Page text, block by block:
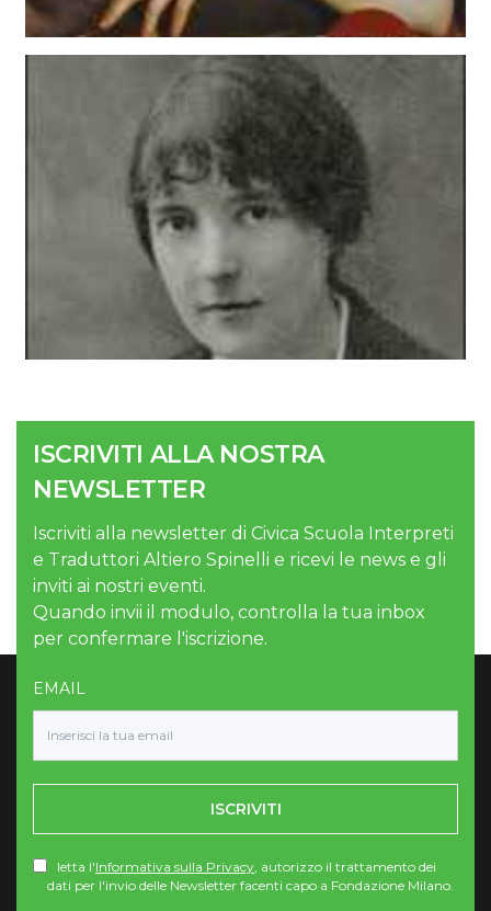
ISCRIVITI ALLA NOSTRA
NEWSLETTER
Iscriviti alla newsletter di Civica Scuola Interpreti
e Traduttori Altiero Spinelli e ricevi le news e gli
inviti ai nostri eventi.
Quando invii il modulo, controlla la tua inbox
per confermare l'iscrizione.
EMAIL
ISCRIVITI
letta l'Informativa sulla Privacy, autorizzo il trattamento dei
dati per l'invio delle Newsletter facenti capo a Fondazione Milano.